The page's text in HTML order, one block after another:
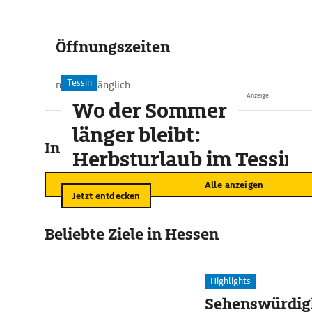
Öffnungszeiten
nicht zugänglich
In der Umgebung
Alle anzeigen
Anzeige
Tessin
Wo der Sommer
länger bleibt:
Herbsturlaub im Tessin
Jetzt entdecken
Beliebte Ziele in Hessen
Highlights